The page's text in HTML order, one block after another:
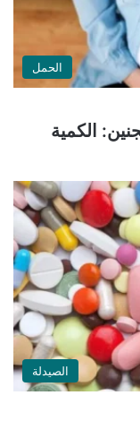
الحمل
الكمية
الصيدلة